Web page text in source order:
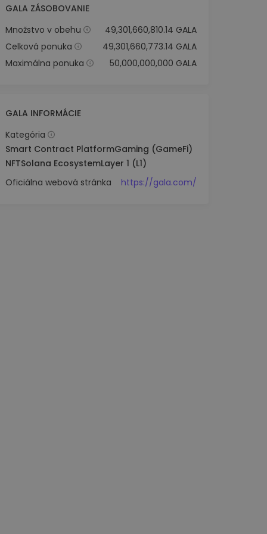
GALA ZÁSOBOVANIE
Množstvo v obehu
49,301,660,810.14 GALA
Celková ponuka
49,301,660,773.14 GALA
Maximálna ponuka
50,000,000,000 GALA
GALA INFORMÁCIE
Kategória
Smart Contract PlatformGaming (GameFi)
NFTSolana EcosystemLayer 1 (L1)
Oficiálna webová stránka
https://gala.com/